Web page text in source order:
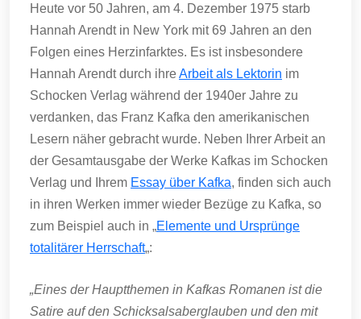
Heute vor 50 Jahren, am 4. Dezember 1975 starb
Hannah Arendt in New York mit 69 Jahren an den
Folgen eines Herzinfarktes. Es ist insbesondere
Hannah Arendt durch ihreArbeit als Lektorin im
Schocken Verlag während der 1940er Jahre zu
verdanken, das Franz Kafka den amerikanischen
Lesern näher gebracht wurde. Neben Ihrer Arbeit an
der Gesamtausgabe der Werke Kafkas im Schocken
Verlag und Ihrem Essay über Kafka, finden sich auch
in ihren Werken immer wieder Bezüge zu Kafka, so
zum Beispiel auch in „Elemente und Ursprünge
totalitärer Herrschaft„:
„Eines der Hauptthemen in Kafkas Romanen ist die
Satire auf den Schicksalsaberglauben und den mit